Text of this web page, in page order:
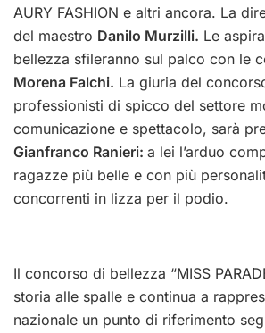
AURY FASHION e altri ancora. La
del maestro Danilo Murzilli. Le
bellezza sfileranno sul palco con le
Morena Falchi. La giuria del
professionisti di spicco del settore
comunicazione e spettacolo, sarà
Gianfranco Ranieri: a lei l’arduo
ragazze più belle e con più
concorrenti in lizza per il podio.
Il concorso di bellezza “MISS
storia alle spalle e continua a
nazionale un punto di riferimento